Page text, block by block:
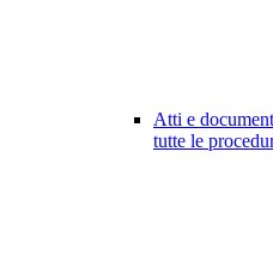
Atti e
tutte le